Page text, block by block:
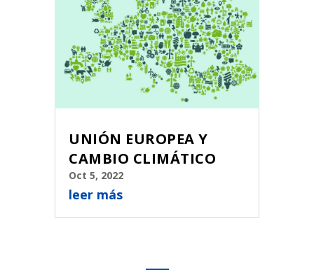
UNIÓN EUROPEA Y
CAMBIO CLIMÁTICO
Oct 5, 2022
leer más